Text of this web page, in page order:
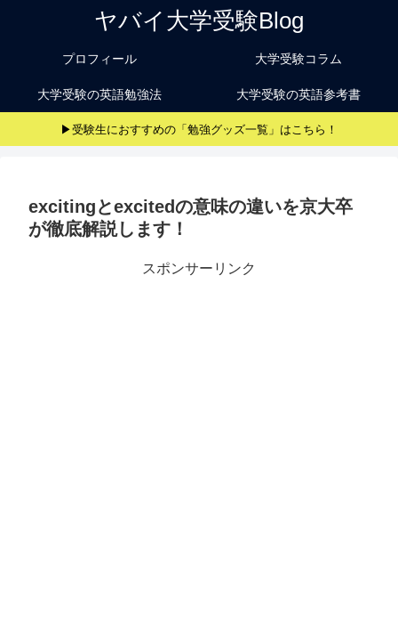
ヤバイ大学受験Blog
プロフィール 大学受験コラム
大学受験の英語勉強法 大学受験の英語参考書
▶受験生におすすめの「勉強グッズ一覧」はこちら！
excitingとexcitedの意味の違いを京大卒
が徹底解説します！
スポンサーリンク